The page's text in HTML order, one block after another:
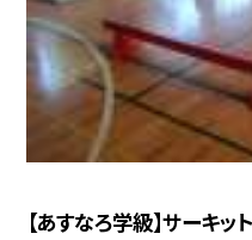
【あすなろ学級】サーキッ